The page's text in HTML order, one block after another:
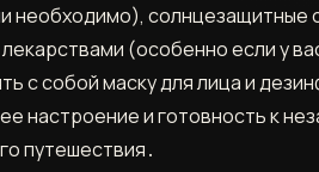
необходимо), солнцезащитные
(особенно если у
с собой маску для лица и
настроение и готовность к
путешествия․